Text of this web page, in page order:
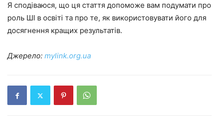
Я сподіваюся, що ця стаття допоможе вам подумати про
роль ШІ в освіті та про те, як використовувати його для
досягнення кращих результатів.
Джерело: mylink.org.ua